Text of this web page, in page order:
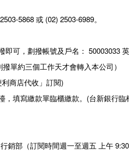
5868 或 (02) 2503-6989。
可，劃撥帳號及戶名： 50003033
單約三個工作天才會轉入本公司）
商店代收」訂閱)
，填寫繳款單臨櫃繳款。(台新銀行臨
銷部（訂閱時間週一至週五 上午